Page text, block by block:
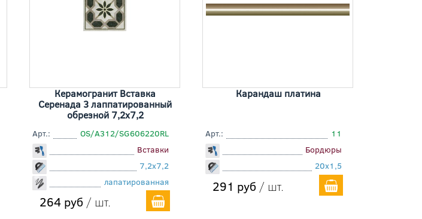
Керамогранит Вставка
Серенада 3 лаппатированный
обрезной 7,2x7,2
Арт.:
OS/A312/SG606220RL
Вставки
7,2x7,2
лапатированная
264 руб / шт.
Карандаш платина
Арт.:
11
Бордюры
20x1,5
291 руб / шт.